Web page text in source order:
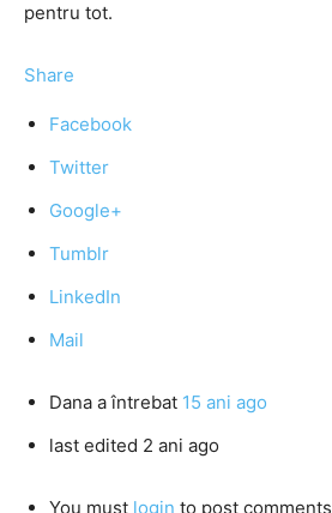
pentru tot.
Share
Facebook
Twitter
Google+
Tumblr
LinkedIn
Mail
Dana a întrebat 15 ani ago
last edited 2 ani ago
You must login to post comments